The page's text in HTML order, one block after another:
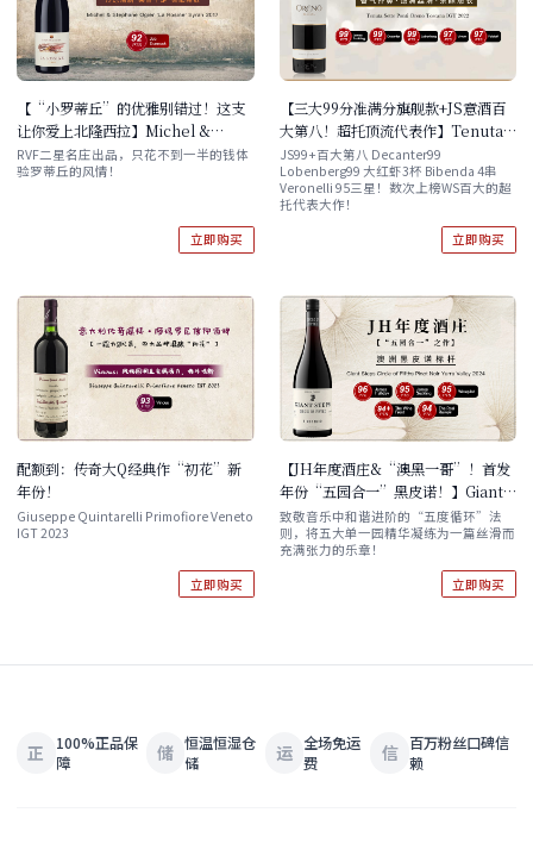
【“小罗蒂丘”的优雅别错过！这支
让你爱上北隆西拉】Michel &
Stephane Ogier 'La Rosine'
Syrah 2017 单支/双支/六支装 现货
RVF二星名庄出品，只花不到一半的钱体
验罗蒂丘的风情！
立即购买
【三大99分准满分旗舰款+JS意酒百
大第八！超托顶流代表作】Tenuta
Sette Ponti Oreno Toscana IGT
2022 现货速发！
JS99+百大第八 Decanter99
Lobenberg99 大红虾3杯 Bibenda 4串
Veronelli 95三星！数次上榜WS百大的超
托代表大作！
立即购买
配额到：传奇大Q经典作“初花”新
年份！
Giuseppe Quintarelli Primofiore Veneto
IGT 2023
立即购买
【JH年度酒庄&“澳黑一哥”！首发
年份“五园合一”黑皮诺！】Giant
Steps Circle of Fifths Pinot Noir
Yarra Valley 2024
致敬音乐中和谐进阶的“五度循环”法
则，将五大单一园精华凝练为一篇丝滑而
充满张力的乐章！
立即购买
正
100%正品保
障
储 恒温恒湿仓
储
运 全场免运
费
信 百万粉丝口碑信
赖